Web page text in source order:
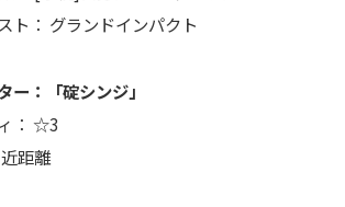
ト： グランドインパクト
：「碇シンジ」
： ☆3
距離